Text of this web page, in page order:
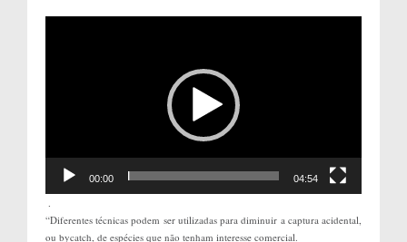
00:00 04:54
.
“Diferentes técnicas podem ser utilizadas para diminuir a captura acidental,
ou bycatch, de espécies que não tenham interesse comercial.